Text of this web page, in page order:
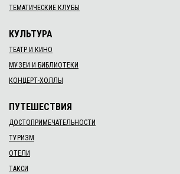
ТЕМАТИЧЕСКИЕ КЛУБЫ
КУЛЬТУРА
ТЕАТР И КИНО
МУЗЕИ И БИБЛИОТЕКИ
КОНЦЕРТ-ХОЛЛЫ
ПУТЕШЕСТВИЯ
ДОСТОПРИМЕЧАТЕЛЬНОСТИ
ТУРИЗМ
ОТЕЛИ
ТАКСИ